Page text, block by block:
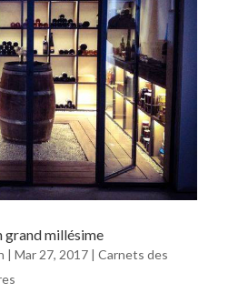
grand millésime
| Mar 27, 2017| Carnets des